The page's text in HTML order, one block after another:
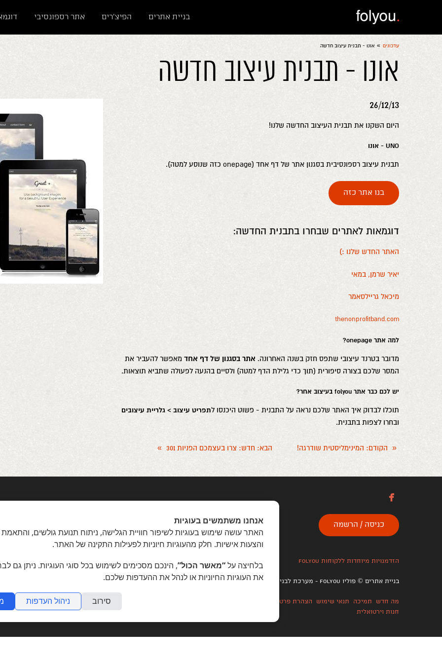
בניית אתרים הפיצ'רים אתר רספונסיבי
עדכונים » אונו - תבנית עיצוב חדשה
אונו - תבנית עיצוב חדשה
26/12/13
היום השקנו את תבנית העיצוב החדשה שלנו!
UNO - אונו
תבנית עיצוב רספונסיבית בסגנון אתר של דף אחד (onepage כזה שנוסע למטה).
בנו אתר כזה
דוגמאות לאתרים שבחרו בתבנית החדשה:
האתר החדש שלנו :)
יאיר שרמן, במאי
מיכאל גריילסאמר
thenonprofitband.com
למה אתר onepage?
מדובר בטרנד עיצובי שתפס חזק בשנה האחרונה. אתר בסגנון של דף אחד מאפשר להעביר את
המסר שלכם בצורה סיפורית (תוך כדי גלילת הדף למטה) ולסיים בהנעה לפעולה שתביא תוצאות.
יש לכם כבר אתר folyou בעיצוב אחר?
תוכלו לבדוק איך האתר שלכם נראה על התבנית - פשוט היכנסו לתפריט עיצוב > גלריית עיצובים
ובחרו לצפות בתבנית.
« הקודם: המינימליסטית שודרגה! הבא: חדש: צרו בעצמכם הפניות 301 »

כניסה / הרשמה
הזדמנויות מיוחדות ללקוחות folyou
בניית אתרים © פוליו folyou - מערכת לבניית אתרים צרו איתנו קשר הצהרת נגישות משרות
מה חדש תמיכה תנאי שימוש הצהרת פרטיות תוכנית שותפים אפיליאייטס
אתר דו לשוני
חנות וירטואלית
אנחנו משתמשים בעוגיות
האתר עושה שימוש בעוגיות לשיפור חוויית הגלישה, ניתוח תנועת גולשים,
והצעות אישיות. חלק מהעוגיות חיוניות לפעילות התקינה של האתר.
בלחיצה על“מאשר הכול”, הינכם מסכימים לשימוש בכל סוגי העוגיות. ניתן גם
את העוגיות החיוניות או לנהל את ההעדפות שלכם.
סירוב ניהול העדפות